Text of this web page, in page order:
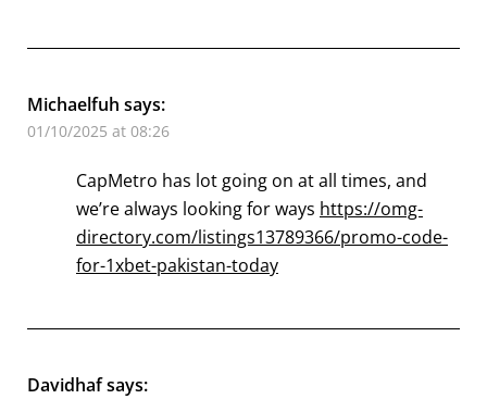
Michaelfuh says:
01/10/2025 at 08:26
CapMetro has lot going on at all times, and
we’re always looking for ways https://omg-
directory.com/listings13789366/promo-code-
for-1xbet-pakistan-today
Davidhafsays: